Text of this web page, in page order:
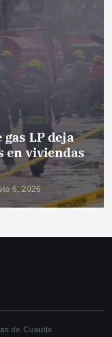
LP deja
en viviendas
6, 2026
de Cuautla